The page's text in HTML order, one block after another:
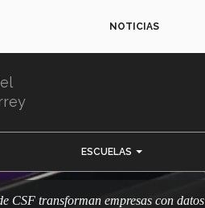
NOTICIAS
ESCUELAS
CSF transforman empresas con datos